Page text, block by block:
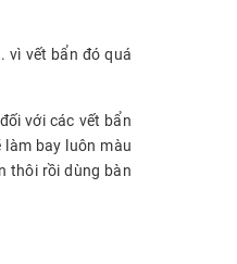
vì vết bẩn đó quá
với các vết bẩn
bay luôn màu
thôi rồi dùng bàn